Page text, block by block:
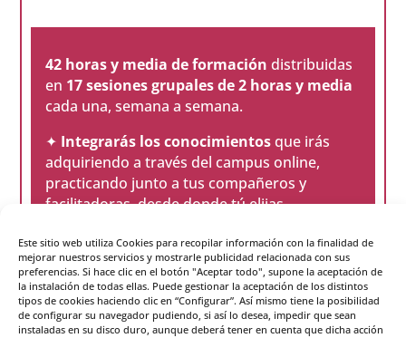
Este sitio web utiliza Cookies para recopilar información con la finalidad de
mejorar nuestros servicios y mostrarle publicidad relacionada con sus
preferencias. Si hace clic en el botón "Aceptar todo", supone la aceptación de
la instalación de todas ellas. Puede gestionar la aceptación de los distintos
tipos de cookies haciendo clic en “Configurar”. Así mismo tiene la posibilidad
de configurar su navegador pudiendo, si así lo desea, impedir que sean
instaladas en su disco duro, aunque deberá tener en cuenta que dicha acción
42 horas y media de formación distribuidas
en 17 sesiones grupales de 2 horas y media
cada una, semana a semana.
✦ Integrarás los conocimientosque irás
adquiriendo a través del campus online,
practicando junto a tus compañeros y
facilitadoras, desde donde tú elijas.
emocionalesy tus habilidades de vida, tanto
personales como profesionales.
✦Vivirás la experienciade aprender juntos
como si estuviéramos en una clase física.